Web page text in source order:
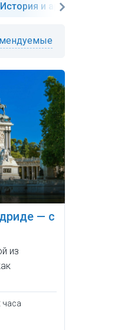
История и архитектура
— с
из
часа